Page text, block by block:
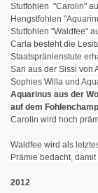
Stutfohlen "Carolin"
Hengstfohlen
Stutfohlen "Waldfee"
Carla besteht die
Staatspränienstute
Sari aus der Sissi von
Sophies Willa und
Aquarinus aus der
auf dem
Carolin wird hoch
Waldfee wird als
Prämie bedacht,
2012